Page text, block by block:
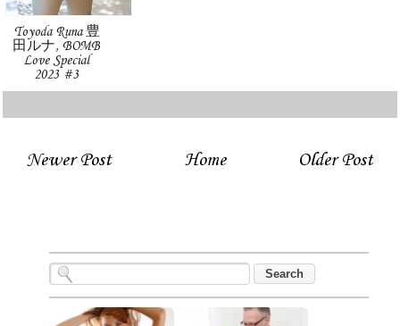
Toyoda Runa 豊
田ルナ, BOMB
Love Special
2023 #3
Newer Post Older Post
Home